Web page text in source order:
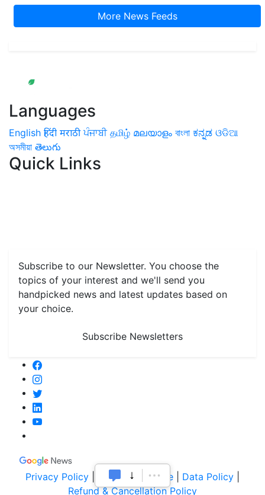
More News Feeds
Languages
English हिंदी मराठी ਪੰਜਾਬੀ தமிழ் മലയാളം বাংলা ಕನ್ನಡ ଓଡିଆ
অসমীয়া తెలుగు
Quick Links
Subscribe to our Newsletter. You choose the
topics of your interest and we'll send you
handpicked news and latest updates based on
your choice.
Subscribe Newsletters
Privacy Policy Terms of Service Data Policy
Refund & Cancellation Policy